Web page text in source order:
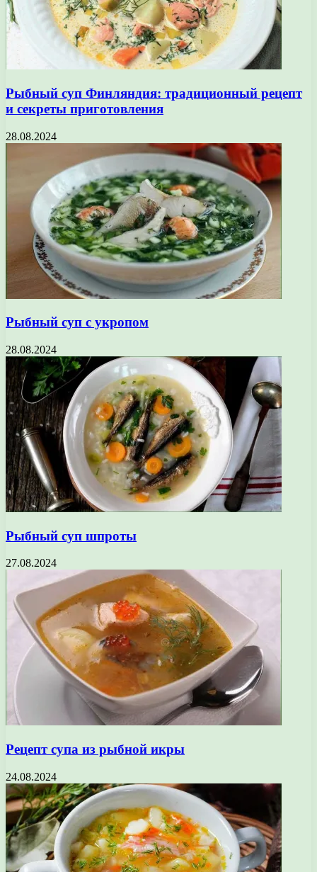
Рыбный суп Финляндия: традиционный рецепт
и секреты приготовления
28.08.2024
Рыбный суп с укропом
28.08.2024
Рыбный суп шпроты
27.08.2024
Рецепт супа из рыбной икры
24.08.2024